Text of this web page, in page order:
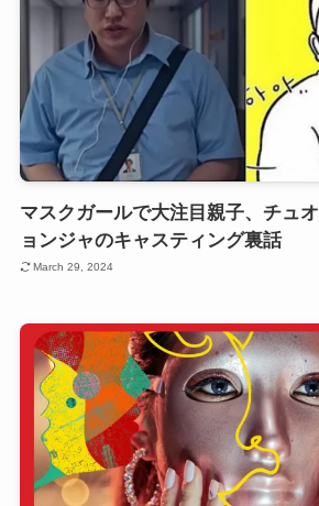
マスクガールで大注目親子、チュ
ョンジャのキャスティング裏話
March 29, 2024